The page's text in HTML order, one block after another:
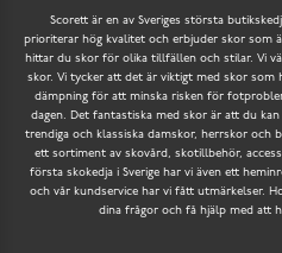
Scorett är en av Sveriges största
prioriterar hög kvalitet och erbjuder skor som
hittar du skor för olika tillfällen och stilar. Vi
skor. Vi tycker att det är viktigt med skor
dämpning för att minska risken för
dagen. Det fantastiska med skor är att du
trendiga och klassiska damskor, herrskor och
ett sortiment av skovård, skotillbehör,
första skokedja i Sverige har vi även ett
och vår kundservice har vi fått utmärkelser.
dina frågor och få hjälp med att